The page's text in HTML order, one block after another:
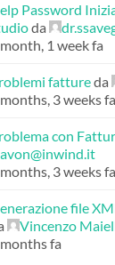
Password
da
1 week fa
fattureda
3 weeks fa
con
3 weeks fa
file
Vincenzo
fa